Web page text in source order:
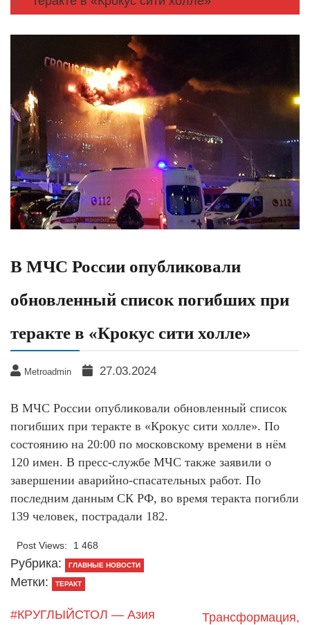
В МЧС России опубликовали
обновленный список погибших при
теракте в «Крокус сити холле»
Metroadmin 27.03.2024
В МЧС России опубликовали обновленный список
погибших при теракте в «Крокус сити холле». По
состоянию на 20:00 по московскому времени в нём
120 имен. В пресс-службе МЧС также заявили о
завершении аварийно-спасательных работ. По
последним данным СК РФ, во время теракта погибли
139 человек, пострадали 182.
Post Views: 1 468
Рубрика: ГЛАВНЫЕ НОВОСТИ
Метки: ТЕРАКТ
#КРУГЛЫЙСТОЛ — Азия
Трансформация,